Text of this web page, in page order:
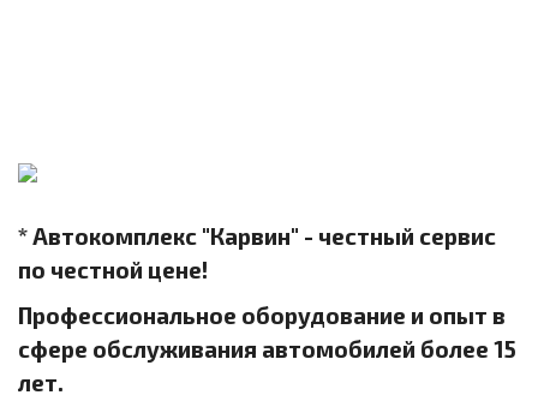
* Автокомплекс "Карвин" - честный сервис
по честной цене!
Профессиональное оборудование и опыт в
сфере обслуживания автомобилей более 15
лет.